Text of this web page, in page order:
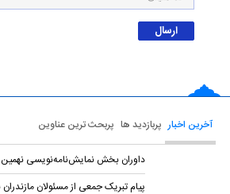
آخرین اخبار پربازدید ها پربحث ترین عناوین
داوران بخش نمایش‌نامه‌نویسی
پیام تبریک جمعی از مسئولان مازندران